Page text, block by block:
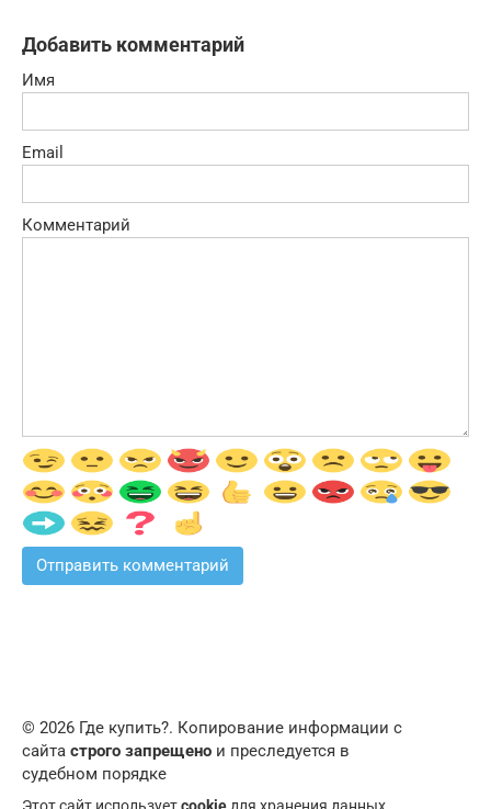
Добавить комментарий
Имя
Email
Комментарий
© 2026 Где купить?. Копирование информации с
сайта строго запрещено и преследуется в
судебном порядке